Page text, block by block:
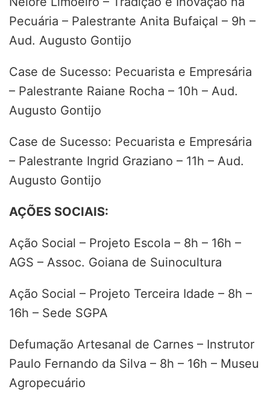
Pecuária – Palestrante Anita Bufaiçal – 9h –
Aud. Augusto Gontijo
Case de Sucesso: Pecuarista e Empresária
– Palestrante Raiane Rocha – 10h – Aud.
Augusto Gontijo
Case de Sucesso: Pecuarista e Empresária
– Palestrante Ingrid Graziano – 11h – Aud.
Augusto Gontijo
AÇÕES SOCIAIS:
Ação Social – Projeto Escola – 8h – 16h –
AGS – Assoc. Goiana de Suinocultura
Ação Social – Projeto Terceira Idade – 8h –
16h – Sede SGPA
Defumação Artesanal de Carnes – Instrutor
Paulo Fernando da Silva – 8h – 16h – Museu
Agropecuário